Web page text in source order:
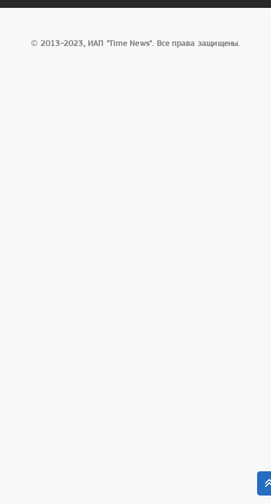
© 2013-2023, ИАП "Time News". Все права защищены.